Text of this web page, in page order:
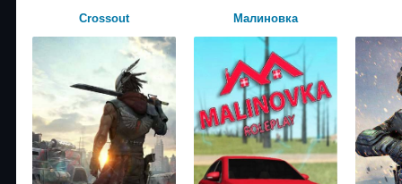
Crossout Малиновка